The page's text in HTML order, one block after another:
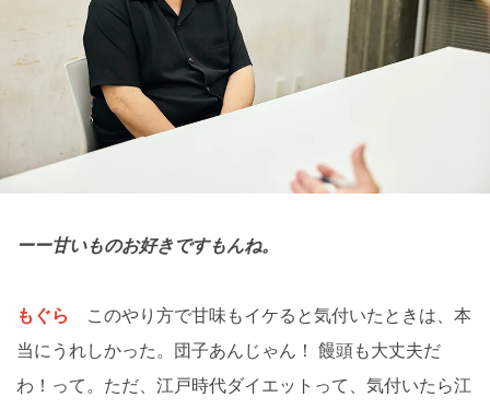
ーー甘いものお好きですもんね。
もぐら
このやり方で甘味もイケると気付いたときは、本
当にうれしかった。団子あんじゃん！ 饅頭も大丈夫だ
わ！って。ただ、江戸時代ダイエットって、気付いたら江